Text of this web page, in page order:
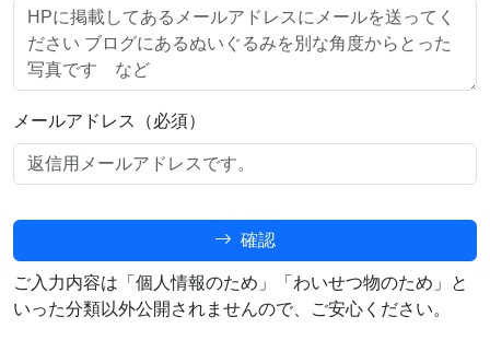
メールアドレス（必須）
確認
ご入力内容は「個人情報のため」「わいせつ物のため」と
いった分類以外公開されませんので、ご安心ください。